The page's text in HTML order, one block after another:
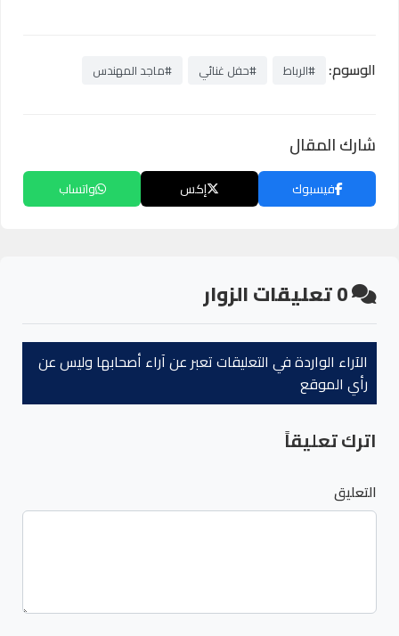
الوسوم: #الرباط #حفل غنائي #ماجد المهندس
شارك المقال
فيسبوك إكس واتساب
0تعليقات الزوار
الآراء الواردة في التعليقات تعبر عن آراء أصحابها وليس عن
رأي الموقع
اترك تعليقاً
التعليق